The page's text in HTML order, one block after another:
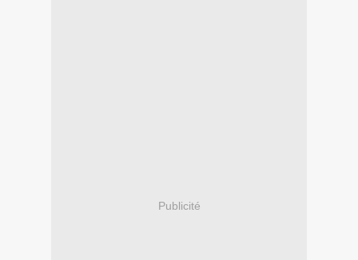
Publicité